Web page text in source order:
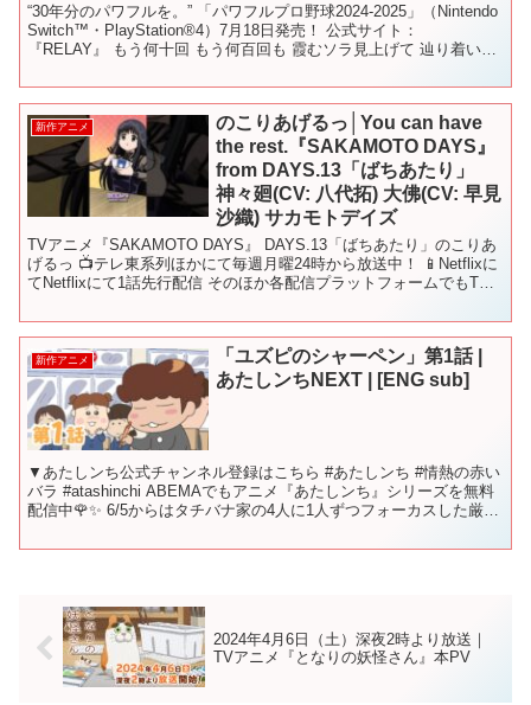
“30年分のパワフルを。” 「パワフルプロ野球2024-2025」（Nintendo
Switch™・PlayStation®4）7月18日発売！ 公式サイト：
『RELAY』 もう何十回 もう何百回も 霞むソラ見上げて 辿り着いた
新作アニメ
のこりあげるっ│You can have
the rest.『SAKAMOTO DAYS』
from DAYS.13「ばちあたり」
神々廻(CV: 八代拓) 大佛(CV: 早見
沙織) サカモトデイズ
TVアニメ『SAKAMOTO DAYS』 DAYS.13「ばちあたり」のこりあ
げるっ 📺テレ東系列ほかにて毎週月曜24時から放送中！ 📱Netflixに
てNetflixにて1話先行配信 そのほか各配信プラットフォームでもTV
新作アニメ
「ユズピのシャーペン」第1話 |
あたしンちNEXT | [ENG sub]
▼あたしンち公式チャンネル登録はこちら #あたしンち #情熱の赤い
バラ #atashinchi ABEMAでもアニメ『あたしンち』シリーズを無料
配信中🌹✨ 6/5からはタチバナ家の4人に1人ずつフォーカスした厳選
2024年4月6日（土）深夜2時より放送｜
TVアニメ『となりの妖怪さん』本PV